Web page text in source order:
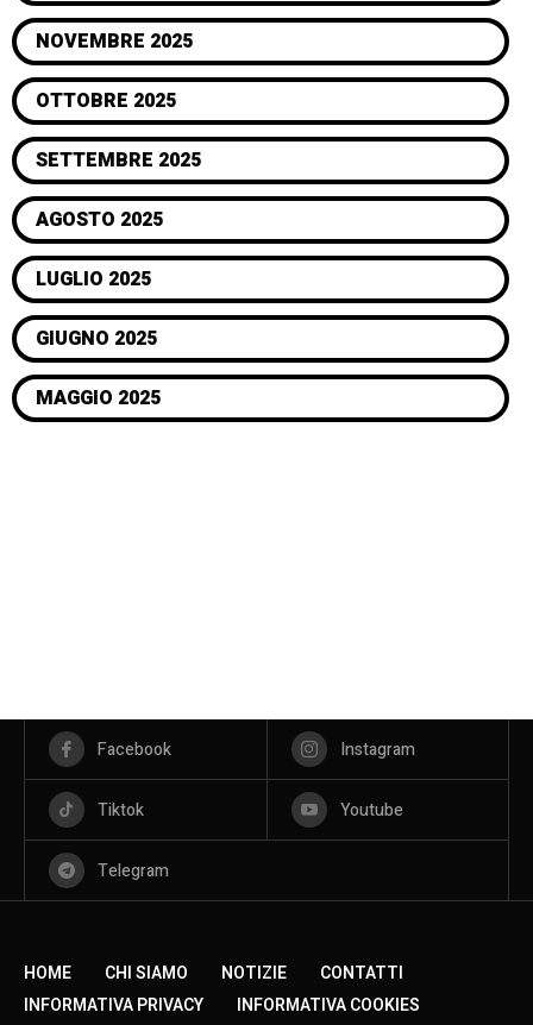
NOVEMBRE 2025
OTTOBRE 2025
SETTEMBRE 2025
AGOSTO 2025
LUGLIO 2025
GIUGNO 2025
MAGGIO 2025
Facebook Instagram
Tiktok Youtube
Telegram
HOME CHI SIAMO NOTIZIE
CONTATTI
INFORMATIVA PRIVACY
INFORMATIVA COOKIES